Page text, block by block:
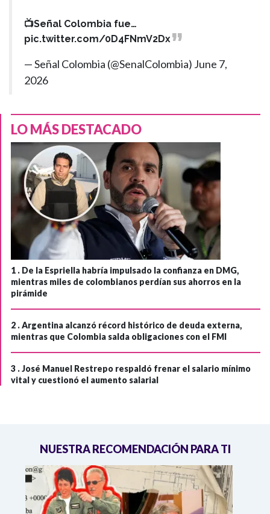
📺Señal Colombia fue…
pic.twitter.com/0D4FNmV2Dx
— Señal Colombia (@SenalColombia) June 7,
2026
LO MÁS DESTACADO
1 . De la Espriella habría impulsado la confianza en DMG,
mientras miles de colombianos perdían sus ahorros en la
pirámide
2 .Argentina alcanzó récord histórico de deuda externa,
mientras que Colombia salda obligaciones con el FMI
3 .José Manuel Restrepo respaldó frenar el salario mínimo
vital y cuestionó el aumento salarial
NUESTRA RECOMENDACIÓN PARA TI